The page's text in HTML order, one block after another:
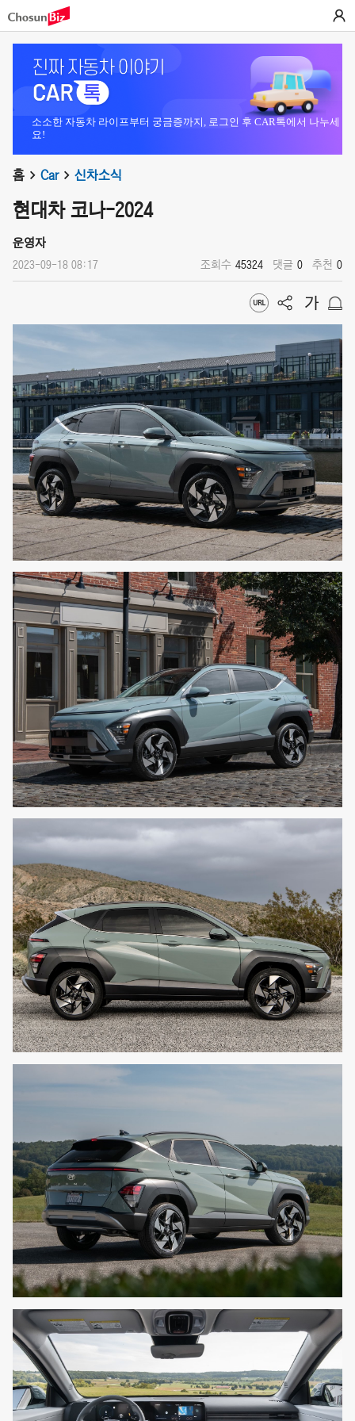
소소한 자동차 라이프부터 궁금증까지, 로그인 후 CAR톡에서 나누세
요!
홈 Car 신차소식
현대차 코나-2024
운영자
2023-09-18 08:17 조회수 45324 댓글 0 추천 0